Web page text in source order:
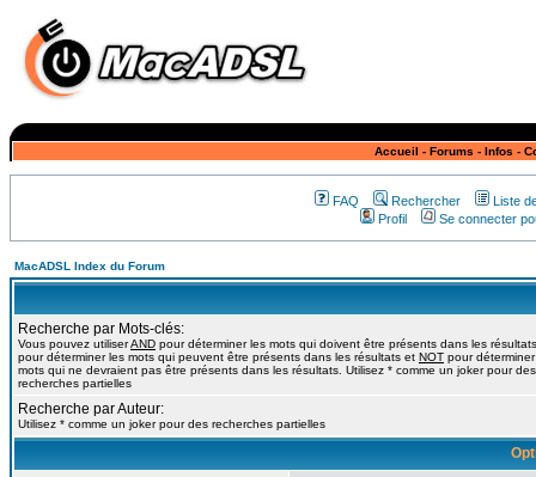
Accueil - Forums - Infos -
FAQ Rechercher
Liste
Profil
Se connecter
MacADSL Index du Forum
Recherche par Mots-clés:
Vous pouvez utiliserAND pour déterminer les mots qui doivent être présents dans les
pour déterminer les mots qui peuvent être présents dans les résultats et NOT pour
mots qui ne devraient pas être présents dans les résultats. Utilisez * comme un joker pour des
recherches partielles
Recherche par Auteur:
Utilisez * comme un joker pour des recherches partielles